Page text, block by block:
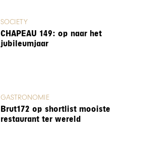
SOCIETY
CHAPEAU 149: op naar het
jubileumjaar
GASTRONOMIE
Brut172 op shortlist mooiste
restaurant ter wereld